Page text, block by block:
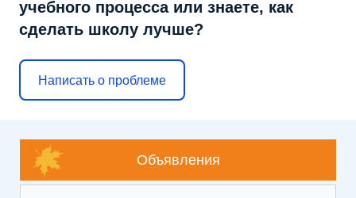
учебного процесса или знаете, как
сделать школу лучше?
Написать о проблеме
Объявления